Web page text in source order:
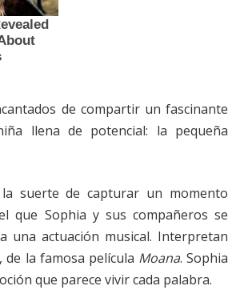
de compartir un fascinante
llena de potencial: la pequeña
suerte de capturar un momento
que Sophia y sus compañeros se
una actuación musical. Interpretan
de la famosa película Moana. Sophia
que parece vivir cada palabra.